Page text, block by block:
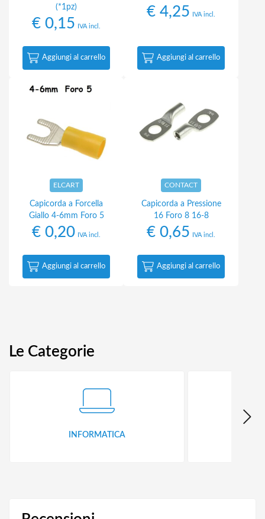
(*1pz)
€ 0,15 IVA incl.
Aggiungi al carrello
€ 4,25 IVA incl.
Aggiungi al carrello
ELCART
Capicorda a Forcella
Giallo 4-6mm Foro 5
€ 0,20 IVA incl.
Aggiungi al carrello
CONTACT
Capicorda a Pressione
16 Foro 8 16-8
€ 0,65 IVA incl.
Aggiungi al carrello
Le Categorie
INFORMATICA